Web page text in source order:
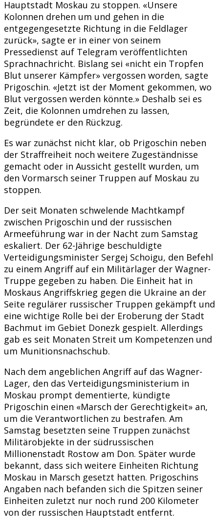
Hauptstadt Moskau zu stoppen. «Unsere
Kolonnen drehen um und gehen in die
entgegengesetzte Richtung in die Feldlager
zurück», sagte er in einer von seinem
Pressedienst auf Telegram veröffentlichten
Sprachnachricht. Bislang sei «nicht ein Tropfen
Blut unserer Kämpfer» vergossen worden, sagte
Prigoschin. «Jetzt ist der Moment gekommen, wo
Blut vergossen werden könnte.» Deshalb sei es
Zeit, die Kolonnen umdrehen zu lassen,
begründete er den Rückzug.
Es war zunächst nicht klar, ob Prigoschin neben
der Straffreiheit noch weitere Zugeständnisse
gemacht oder in Aussicht gestellt wurden, um
den Vormarsch seiner Truppen auf Moskau zu
stoppen.
Der seit Monaten schwelende Machtkampf
zwischen Prigoschin und der russischen
Armeeführung war in der Nacht zum Samstag
eskaliert. Der 62-Jährige beschuldigte
Verteidigungsminister Sergej Schoigu, den Befehl
zu einem Angriff auf ein Militärlager der Wagner-
Truppe gegeben zu haben. Die Einheit hat in
Moskaus Angriffskrieg gegen die Ukraine an der
Seite regulärer russischer Truppen gekämpft und
eine wichtige Rolle bei der Eroberung der Stadt
Bachmut im Gebiet Donezk gespielt. Allerdings
gab es seit Monaten Streit um Kompetenzen und
um Munitionsnachschub.
Nach dem angeblichen Angriff auf das Wagner-
Lager, den das Verteidigungsministerium in
Moskau prompt dementierte, kündigte
Prigoschin einen «Marsch der Gerechtigkeit» an,
um die Verantwortlichen zu bestrafen. Am
Samstag besetzten seine Truppen zunächst
Militärobjekte in der südrussischen
Millionenstadt Rostow am Don. Später wurde
bekannt, dass sich weitere Einheiten Richtung
Moskau in Marsch gesetzt hatten. Prigoschins
Angaben nach befanden sich die Spitzen seiner
Einheiten zuletzt nur noch rund 200 Kilometer
von der russischen Hauptstadt entfernt.